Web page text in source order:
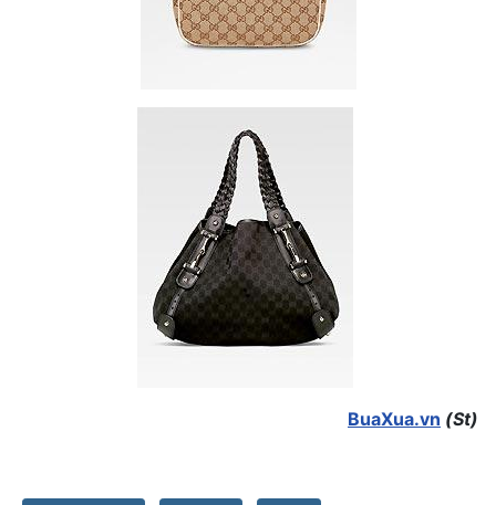
BuaXua.vn (St)